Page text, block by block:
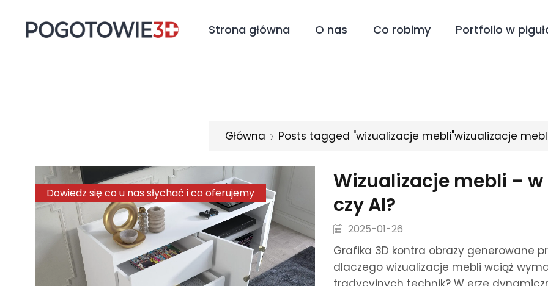
Strona główna O nas Co robimy Portfolio w
Główna Posts tagged "wizualizacje mebli"wizualizacje
Dowiedz się co u nas słychać i co oferujemy
Wizualizacje mebli – w
czy AI?
2025-01-26
Grafika 3D kontra obrazy generowane
dlaczego wizualizacje mebli wciąż